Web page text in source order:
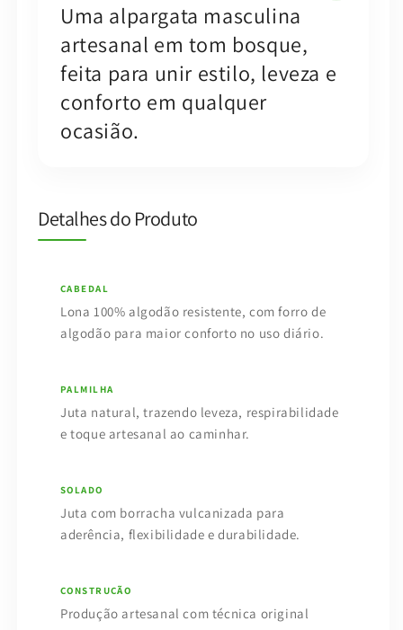
Uma alpargata masculina
artesanal em tom bosque,
feita para unir estilo, leveza e
conforto em qualquer
ocasião.
Detalhes do Produto
CABEDAL
Lona 100% algodão resistente, com forro de
algodão para maior conforto no uso diário.
PALMILHA
Juta natural, trazendo leveza, respirabilidade
e toque artesanal ao caminhar.
SOLADO
Juta com borracha vulcanizada para
aderência, flexibilidade e durabilidade.
CONSTRUÇÃO
Produção artesanal com técnica original